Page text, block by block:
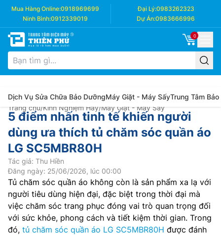
Mua Hàng Online:0918969699 Đại Lý:0983262323
Ninh Bình:0912339019 Dự Án:0983666996
0
Dịch Vụ Sửa Chữa Bảo DưỡngMáy Giặt - Máy SấyTrung Tâm Bảo
Trang chủ/Kinh Nghiệm Hay/Máy Giặt - Máy Sấy
5 điểm nhấn tinh tế khiến người
dùng ưa thích tủ chăm sóc quần áo
LG SC5MBR80H
Tác giả: Thu Hiền
Đăng ngày: 25/06/2026, lúc 00:00
Tủ chăm sóc quần áo không còn là sản phẩm xa lạ với
người tiêu dùng hiện đại, đặc biệt trong thời đại mà
việc chăm sóc trang phục đóng vai trò quan trọng đối
với sức khỏe, phong cách và tiết kiệm thời gian. Trong
đó, tủ chăm sóc quần áo LG SC5MBR80H được đánh